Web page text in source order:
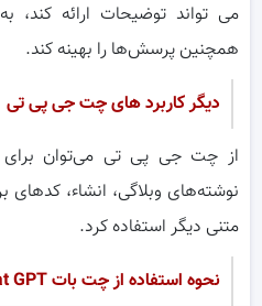
می تواند توضیحات ارائه کند،
همچنین پرسش‌ها را بهینه کند.
دیگر کاربرد های چت جی پی تی
از چت جی پی تی می‌توان برای
نوشته‌های وبلاگی، انشاء، کدهای
متنی دیگر استفاده کرد.
نحوه استفاده از چت بات chat GPT